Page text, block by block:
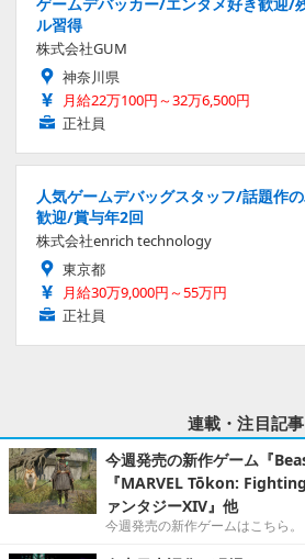
ル習得
株式会社GUM
神奈川県
月給22万100円～32万6,500円
正社員
人気ゲームデバッグスタッフ/話題作
歓迎/賞与年2回
株式会社enrich technology
東京都
月給30万9,000円～55万円
正社員
連載・注目記事
今週発売の新作ゲーム『
『MARVEL Tōkon:
ァンタジーXIV』他
今週発売の新作ゲームはこちら。